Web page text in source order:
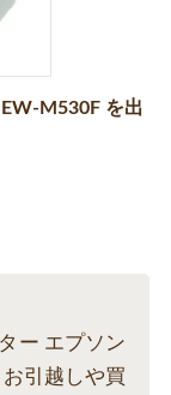
M530F を出
ー エプソン
引越しや買